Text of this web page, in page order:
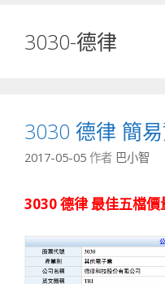
3030-德律
3030 德律 簡
2017-05-05 作者 巴小智
3030 德律 最佳五檔價